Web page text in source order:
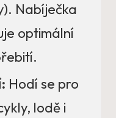
Nabíječka
optimální
Hodí se pro
lodě i